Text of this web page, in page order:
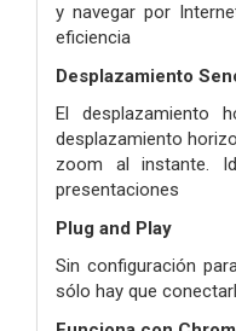
y navegar por
eficiencia
Desplazamiento
El desplazamiento
desplazamiento
zoom al instante.
presentaciones
Plug and Play
Sin configuración
sólo hay que